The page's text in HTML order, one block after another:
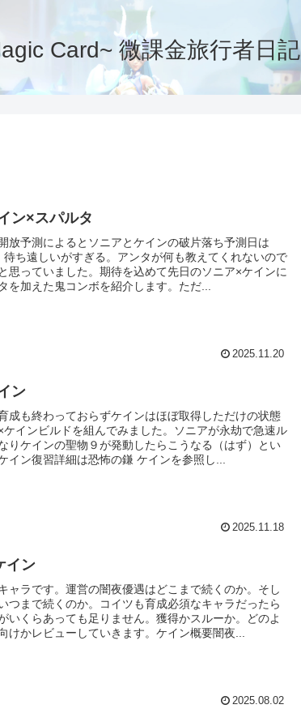
Card~ 微課金旅行者日記
ン×スパルタ
放予測によるとソニアとケインの破片落ち予測日は
待ち遠しいがすぎる。アンタが何も教えてくれないので
思っていました。期待を込めて先日のソニア×ケインに
を加えた鬼コンボを紹介します。ただ...
2025.11.20
ン
成も終わっておらずケインはほぼ取得しただけの状態
ケインビルドを組んでみました。ソニアが永劫で急速ル
りケインの聖物９が発動したらこうなる（はず）とい
イン復習詳細は恐怖の鎌 ケインを参照し...
2025.11.18
イン
ャラです。運営の闇夜優遇はどこまで続くのか。そし
つまで続くのか。コイツも育成必須なキャラだったら
いくらあっても足りません。獲得かスルーか。どのよ
けかレビューしていきます。ケイン概要闇夜...
2025.08.02